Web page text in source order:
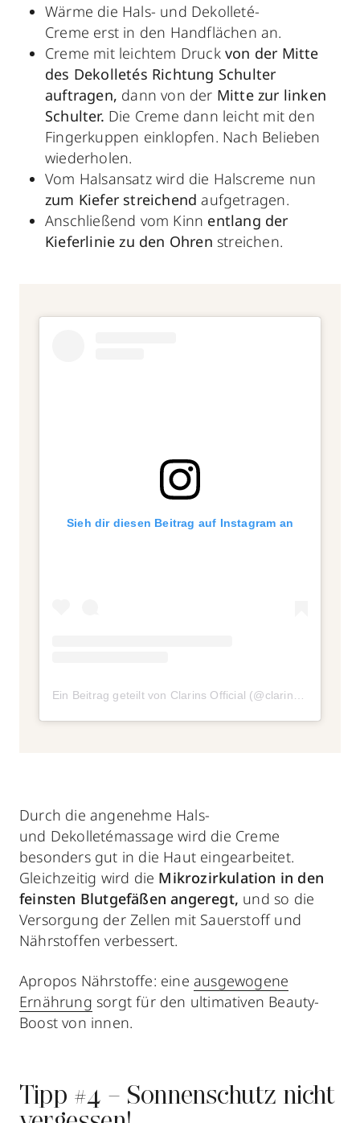
Wärme die Hals- und Dekolleté-
Creme erst in den Handflächen an.
Creme mit leichtem Druck von der Mitte
des Dekolletés Richtung Schulter
auftragen, dann von der Mitte zur linken
Schulter. Die Creme dann leicht mit den
Fingerkuppen einklopfen. Nach Belieben
wiederholen.
Vom Halsansatz wird die Halscreme nun
zum Kiefer streichend aufgetragen.
Anschließend vom Kinn entlang der
Kieferlinie zu den Ohren streichen.
Sieh dir diesen Beitrag auf Instagram an
Durch die angenehme Hals-
und Dekolletémassage wird die Creme
besonders gut in die Haut eingearbeitet.
Gleichzeitig wird die Mikrozirkulation in den
feinsten Blutgefäßen angeregt, und so die
Versorgung der Zellen mit Sauerstoff und
Nährstoffen verbessert.
Apropos Nährstoffe: eine ausgewogene
Ernährung sorgt für den ultimativen Beauty-
Boost von innen.
Tipp #4 – Sonnenschutz nicht